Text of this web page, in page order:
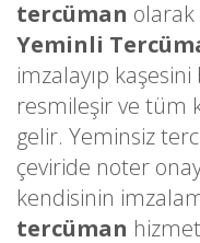
tercüman olarak
Yeminli
imzalayıp
resmileşir ve tüm
gelir. Yeminsiz
çeviride noter
kendisinin
tercüman